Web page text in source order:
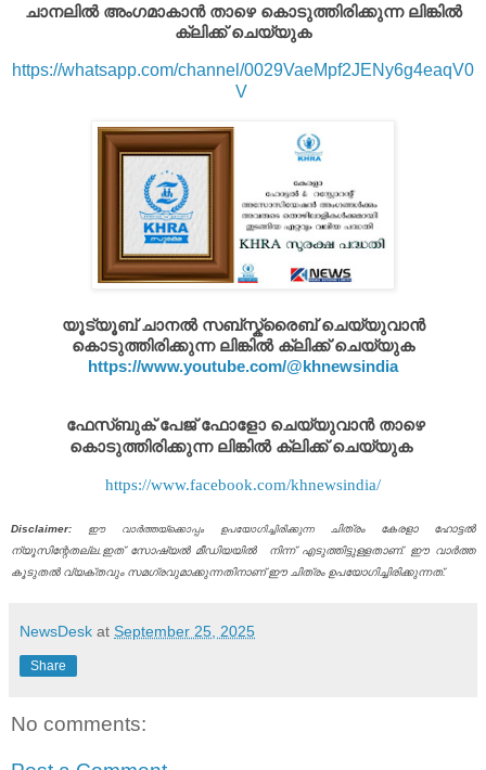
ചാനലിൽ അംഗമാകാൻ താഴെ കൊടുത്തിരിക്കുന്ന ലിങ്കിൽ
ക്ലിക്ക് ചെയ്യുക
https://whatsapp.com/channel/0029VaeMpf2JENy6g4eaqV0
V
യൂട്യൂബ് ചാനൽ സബ്സ്ക്രൈബ് ചെയ്യുവാൻ
കൊടുത്തിരിക്കുന്ന ലിങ്കിൽ ക്ലിക്ക് ചെയ്യുക
https://www.youtube.com/@khnewsindia
ഫേസ്ബുക് പേജ് ഫോളോ ചെയ്യുവാൻ താഴെ
കൊടുത്തിരിക്കുന്ന ലിങ്കിൽ ക്ലിക്ക് ചെയ്യുക
https://www.facebook.com/khnewsindia/
Disclaimer: ഈ വാർത്തയ്ക്കൊപ്പം ഉപയോഗിച്ചിരിക്കുന്ന
ചിത്രം കേരളാ ഹോട്ടൽ
ന്യൂസിന്റേതല്ല.ഇത് സോഷ്യൽ മീഡിയയിൽ നിന്ന് എടുത്തിട്ടുള്ളതാണ്. ഈ വാർത്ത
കൂടുതൽ വ്യക്തവും സമഗ്രവുമാക്കുന്നതിനാണ് ഈ ചിത്രം ഉപയോഗിച്ചിരിക്കുന്നത്.
NewsDesk at September 25, 2025
Share
No comments: